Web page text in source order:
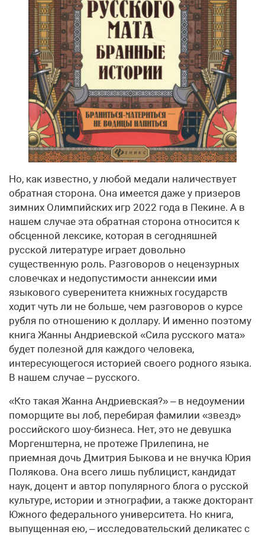
Но, как известно, у любой медали наличествует
обратная сторона. Она имеется даже у призеров
зимних Олимпийских игр 2022 года в Пекине. А в
нашем случае эта обратная сторона относится к
обсценной лексике, которая в сегодняшней
русской литературе играет довольно
существенную роль. Разговоров о нецензурных
словечках и недопустимости аннексии ими
языкового суверенитета книжных государств
ходит чуть ли не больше, чем разговоров о курсе
рубля по отношению к доллару. И именно поэтому
книга Жанны Андриевской «Сила русского мата»
будет полезной для каждого человека,
интересующегося историей своего родного языка.
В нашем случае – русского.
«Кто такая Жанна Андриевская?» – в недоумении
поморщите вы лоб, перебирая фамилии «звезд»
российского шоу-бизнеса. Нет, это не девушка
Моргенштерна, не протеже Прилепина, не
приемная дочь Дмитрия Быкова и не внучка Юрия
Полякова. Она всего лишь публицист, кандидат
наук, доцент и автор популярного блога о русской
культуре, истории и этнографии, а также докторант
Южного федерального университета. Но книга,
выпущенная ею, – исследовательский деликатес с